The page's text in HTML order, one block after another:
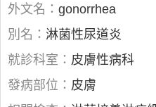
外文名： gonorrhea
別名： 淋菌性尿道炎
就診科室： 皮膚性病科
發病部位： 皮膚